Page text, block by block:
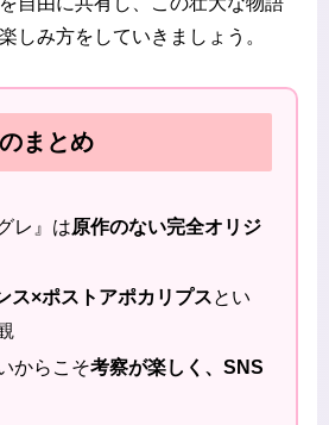
しみ方をしていきましょう。
まとめ
レ』は原作のない完全オリジ
ス×ポストアポカリプスとい
からこそ考察が楽しく、SNS